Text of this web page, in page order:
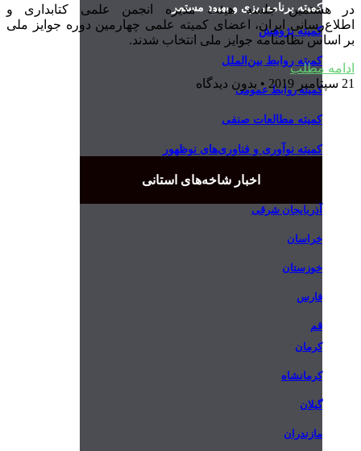
کمیته برنامه‌ریزی و بهبود مستمر
کمیته پژوهش
کمیته روابط بین‌الملل
کمیته روابط عمومی
کمیته مطالعات صنفی
کمیته نوآوری و فناوری‌های نوظهور
اخبار شاخه‌های استانی
آذربایجان شرقی
خراسان
خوزستان
فارس
قم
کرمان
کرمانشاه
گیلان
مازندران
در هشتمین جلسه هیئت مدیره انجمن علمی کتابداری و
اطلاع‌رسانی ایران، اعضای کمیته علمی چهارمین دوره جوایز ملی
بر اساس نظامنامه جوایز ملی انتخاب شدند.
ادامه مطلب
21 سپتامبر 2019
بدون دیدگاه